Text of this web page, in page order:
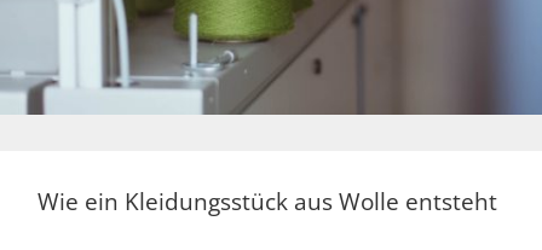
Wie ein Kleidungsstück aus Wolle entsteht